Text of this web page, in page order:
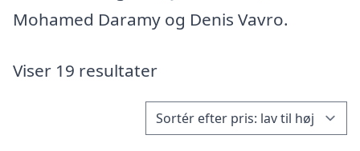
Mohamed Daramy og Denis Vavro.
Viser 19 resultater